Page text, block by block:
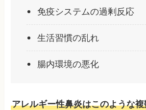
免疫システムの過剰反応
生活習慣の乱れ
腸内環境の悪化
アレルギー性鼻炎はこのような